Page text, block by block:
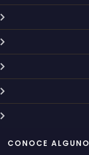
CONOCE